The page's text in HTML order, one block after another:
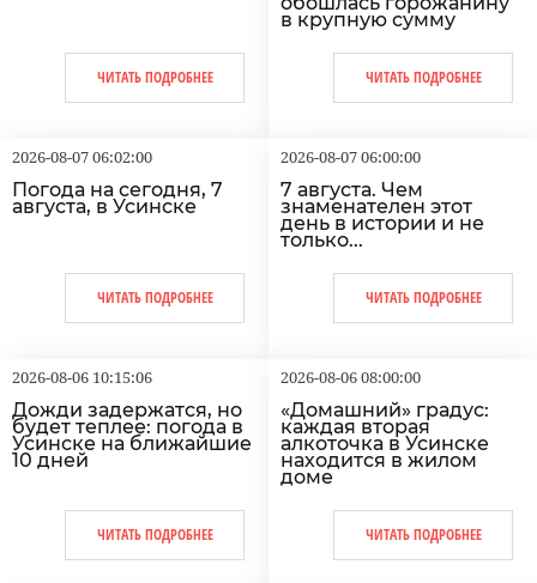
ЧИТАТЬ ПОДРОБНЕЕ
в крупную сумму
ЧИТАТЬ ПОДРОБНЕЕ
2026-08-07 06:02:00
Погода на сегодня, 7
августа, в Усинске
ЧИТАТЬ ПОДРОБНЕЕ
2026-08-07 06:00:00
7 августа. Чем
знаменателен этот
день в истории и не
только...
ЧИТАТЬ ПОДРОБНЕЕ
2026-08-06 10:15:06
Дожди задержатся, но
будет теплее: погода в
Усинске на ближайшие
10 дней
ЧИТАТЬ ПОДРОБНЕЕ
2026-08-06 08:00:00
«Домашний» градус:
каждая вторая
алкоточка в Усинске
находится в жилом
доме
ЧИТАТЬ ПОДРОБНЕЕ